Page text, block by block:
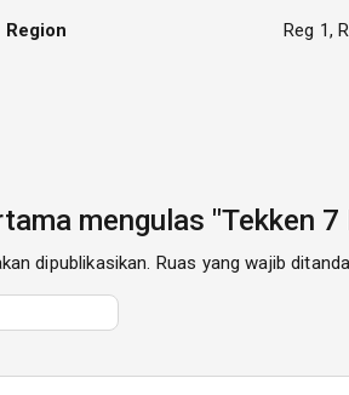
Region Reg 1,
mengulas "Tekken 7
dipublikasikan. Ruas yang wajib